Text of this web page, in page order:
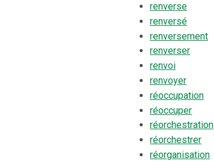
renverse
renversé
renversement
renverser
renvoi
renvoyer
réoccupation
réoccuper
réorchestration
réorchestrer
réorganisation